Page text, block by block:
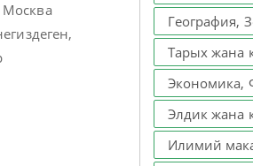
География,
Тарых жана
Экономика,
Элдик жана
Илимий